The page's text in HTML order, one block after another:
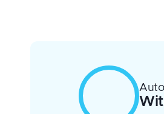
Thread Weaver
Powoływanie